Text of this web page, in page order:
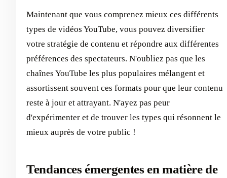
Maintenant que vous comprenez mieux ces différents
types de vidéos YouTube, vous pouvez diversifier
votre stratégie de contenu et répondre aux différentes
préférences des spectateurs. N'oubliez pas que les
chaînes YouTube les plus populaires mélangent et
assortissent souvent ces formats pour que leur contenu
reste à jour et attrayant. N'ayez pas peur
d'expérimenter et de trouver les types qui résonnent le
mieux auprès de votre public !
Tendances émergentes en matière de